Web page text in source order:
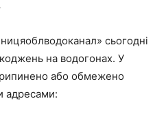
сьогодні
на водогонах. У
або обмежено
адресами: